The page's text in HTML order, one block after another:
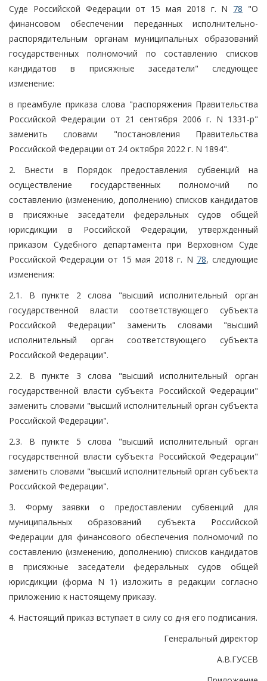
Суде Российской Федерации от 15 мая 2018 г. N 78 "О
финансовом обеспечении переданных исполнительно-
распорядительным органам муниципальных образований
государственных полномочий по составлению списков
кандидатов в присяжные заседатели" следующее
изменение:
в преамбуле приказа слова "распоряжения Правительства
Российской Федерации от 21 сентября 2006 г. N 1331-р"
заменить словами "постановления Правительства
Российской Федерации от 24 октября 2022 г. N 1894".
2. Внести в Порядок предоставления субвенций на
осуществление государственных полномочий по
составлению (изменению, дополнению) списков кандидатов
в присяжные заседатели федеральных судов общей
юрисдикции в Российской Федерации, утвержденный
приказом Судебного департамента при Верховном Суде
Российской Федерации от 15 мая 2018 г. N 78, следующие
изменения:
2.1. В пункте 2 слова "высший исполнительный орган
государственной власти соответствующего субъекта
Российской Федерации" заменить словами "высший
исполнительный орган соответствующего субъекта
Российской Федерации".
2.2. В пункте 3 слова "высший исполнительный орган
государственной власти субъекта Российской Федерации"
заменить словами "высший исполнительный орган субъекта
Российской Федерации".
2.3. В пункте 5 слова "высший исполнительный орган
государственной власти субъекта Российской Федерации"
заменить словами "высший исполнительный орган субъекта
Российской Федерации".
3. Форму заявки о предоставлении субвенций для
муниципальных образований субъекта Российской
Федерации для финансового обеспечения полномочий по
составлению (изменению, дополнению) списков кандидатов
в присяжные заседатели федеральных судов общей
юрисдикции (форма N 1) изложить в редакции согласно
приложению к настоящему приказу.
4. Настоящий приказ вступает в силу со дня его подписания.
Генеральный директор
А.В.ГУСЕВ